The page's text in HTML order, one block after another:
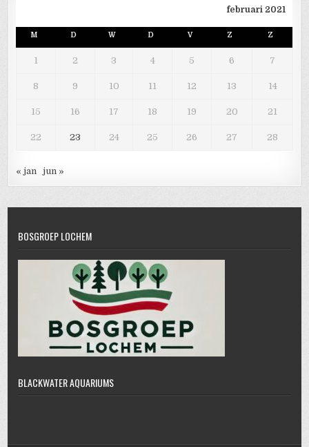
februari 2021
M D W D V Z Z
1 2 3 4 5 6 7
8 9 10 11 12 13 14
15 16 17 18 19 20 21
22 23 24 25 26 27 28
« jan jun »
BOSGROEP LOCHEM
BLACKWATER AQUARIUMS